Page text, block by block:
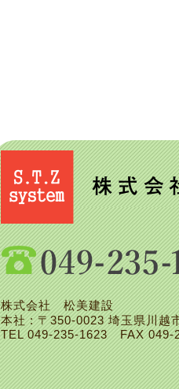
株式会社 松美建設
本社 : 〒350-0023 埼玉県川越
TEL049-235-1623FAX 049-